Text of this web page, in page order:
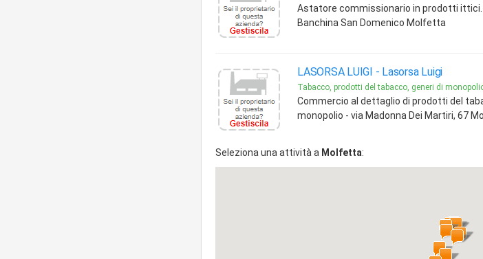
Astatore commissionario in prodotti
Banchina San Domenico Molfetta
LASORSA LUIGI - Lasorsa Luigi
Tabacco, prodotti del tabacco, generi di
Commercio al dettaglio di prodotti del
monopolio - via Madonna Dei Martiri, 67
Seleziona una attività a Molfetta: